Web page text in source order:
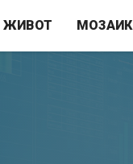
ЖИВОТ МОЗАИК